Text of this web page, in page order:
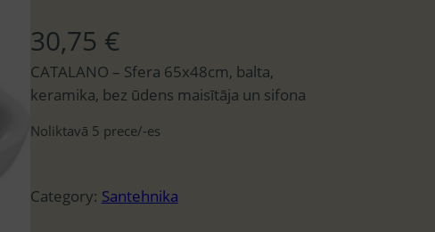
30,75 €
CATALANO – Sfera 65x48cm, balta,
keramika, bez ūdens maisītāja un sifona
Noliktavā 5 prece/-es
Category: Santehnika